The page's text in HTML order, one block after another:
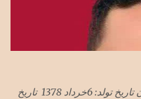
نام: محمدامین صمدی لقب(ها): شهید پیمان تاریخ تولد: 6خرداد 1378 تاریخ